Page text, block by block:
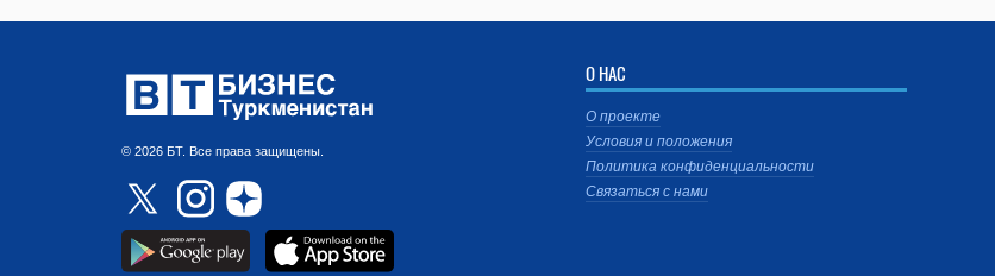
© 2026 БТ. Все права защищены.
О НАС
О проекте
Условия и положения
Политика конфиденциальности
Связаться с нами